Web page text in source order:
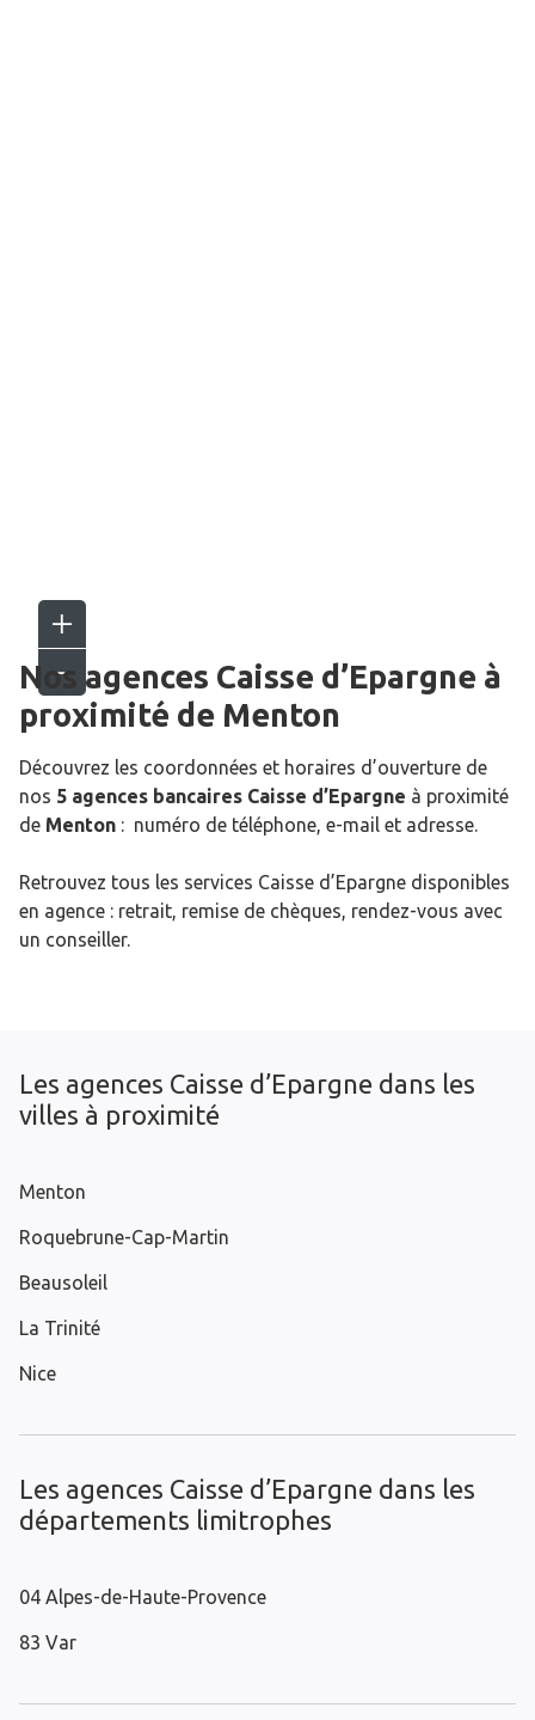
Nos agences Caisse d’Epargne à
proximité de Menton
Découvrez les coordonnées et horaires d’ouverture de
nos 5 agences bancaires Caisse d’Epargne à proximité
de Menton : numéro de téléphone, e-mail et adresse.
Retrouvez tous les services Caisse d’Epargne disponibles
en agence : retrait, remise de chèques, rendez-vous avec
un conseiller.
Les agences Caisse d’Epargne dans les
villes à proximité
Menton
Roquebrune-Cap-Martin
Beausoleil
La Trinité
Nice
Les agences Caisse d’Epargne dans les
départements limitrophes
04 Alpes-de-Haute-Provence
83 Var